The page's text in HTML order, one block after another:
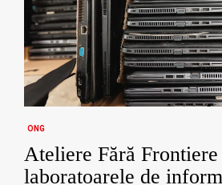
ONG
Ateliere Fără Frontiere
laboratoarele de